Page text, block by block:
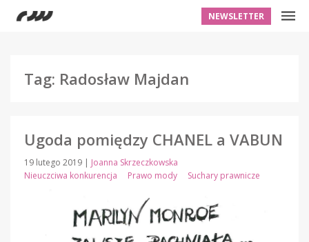
NEWSLETTER
Tag: Radosław Majdan
Ugoda pomiędzy CHANEL a VABUN
19 lutego 2019 | Joanna Skrzeczkowska
Nieuczciwa konkurencja
Prawo mody Suchary prawnicze